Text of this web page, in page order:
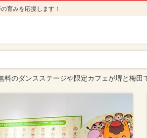
育みを応援します！
料のダンスステージや限定カフェが堺と梅田